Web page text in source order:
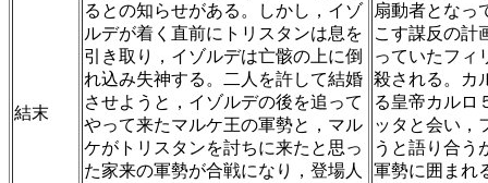
結末
るとの知らせがある。しかし，イゾ
ルデが着く直前にトリスタンは息を
引き取り，イゾルデは亡骸の上に倒
れ込み失神する。二人を許して結婚
させようと，イゾルデの後を追って
やって来たマルケ王の軍勢と，マル
ケがトリスタンを討ちに来たと思っ
た家来の軍勢が合戦になり，登場人
扇動者となっ
こす謀反の計
っていたフィ
殺される。カ
る皇帝カルロ
ッタと会い，
うと語り合う
軍勢に囲まれ